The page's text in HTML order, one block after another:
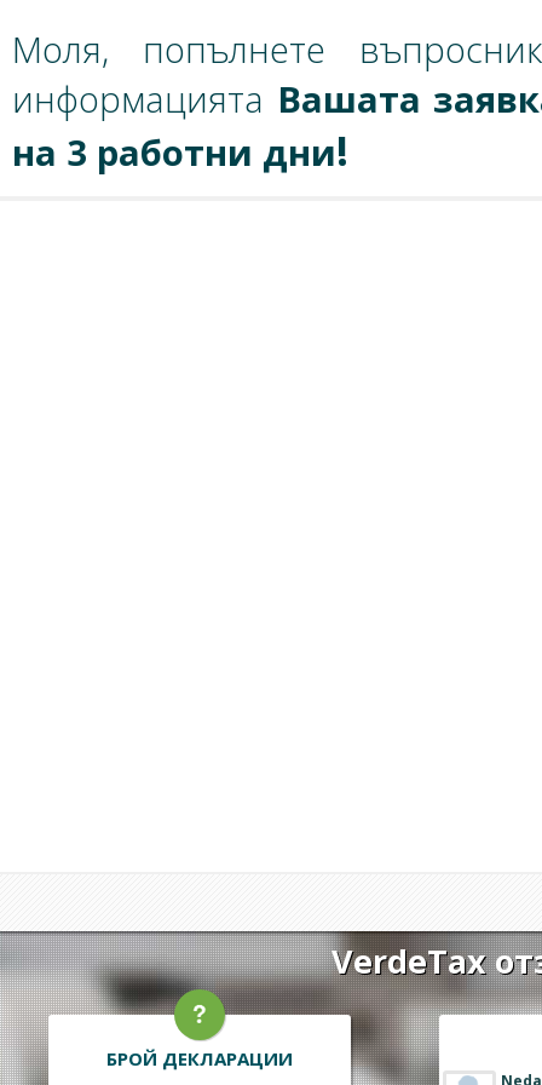
Моля, попълнете
информацията Вашата
на 3 работни дни!
VerdeTax
БРОЙ ДЕКЛАРАЦИИ